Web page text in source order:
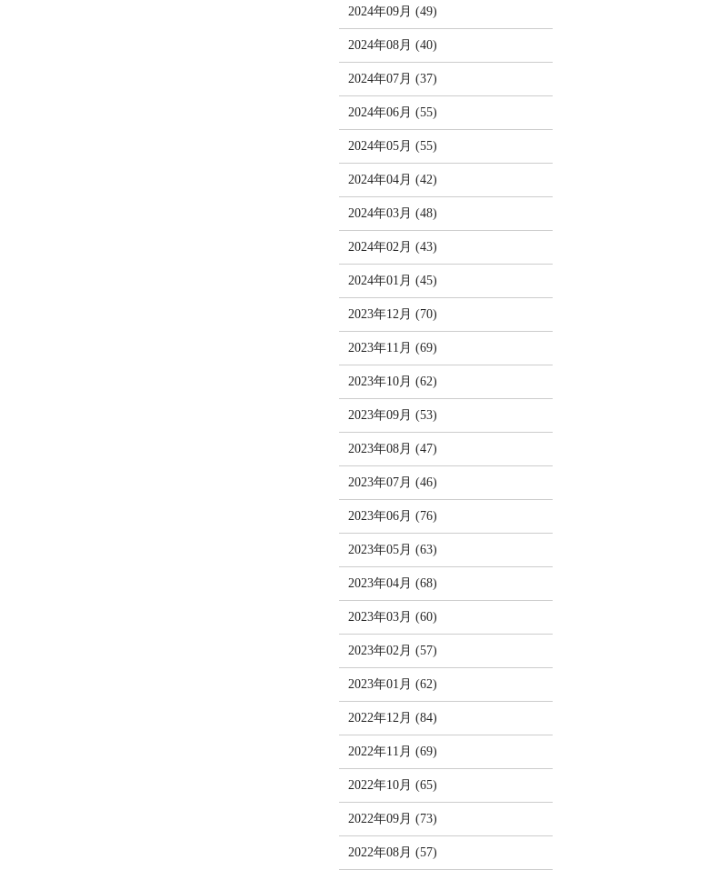
2024年09月 (49)
2024年08月 (40)
2024年07月 (37)
2024年06月 (55)
2024年05月 (55)
2024年04月 (42)
2024年03月 (48)
2024年02月 (43)
2024年01月 (45)
2023年12月 (70)
2023年11月 (69)
2023年10月 (62)
2023年09月 (53)
2023年08月 (47)
2023年07月 (46)
2023年06月 (76)
2023年05月 (63)
2023年04月 (68)
2023年03月 (60)
2023年02月 (57)
2023年01月 (62)
2022年12月 (84)
2022年11月 (69)
2022年10月 (65)
2022年09月 (73)
2022年08月 (57)